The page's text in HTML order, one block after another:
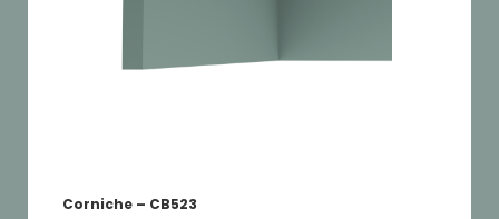
Corniche – CB523